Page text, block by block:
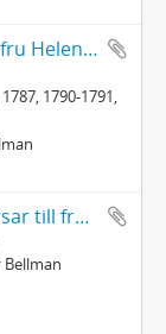
Carl Michael Bellman: Till fru Helena Qviding, N. von Rosenstein m.fl.
1790-1791,
Carl Michael Bellman: Versar till fru Helena Qviding och medlemmar af hennes familj, 1788-1794
Bellman